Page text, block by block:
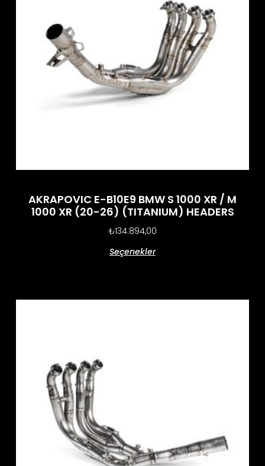
AKRAPOVIC E-B10E9 BMW S 1000 XR / M
1000 XR (20-26) (TITANIUM) HEADERS
₺134.894,00
Seçenekler